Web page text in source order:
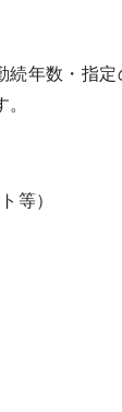
年数・指
等）